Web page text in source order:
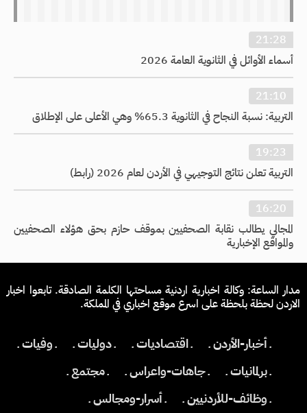
21:28
أسماء الأوائل في الثانوية العامة 2026
21:10
التربية: نسبة النجاح في الثانوية 65.3% وهي الأعلى على الإطلاق
19:23
التربية تعلن نتائج التوجيهي في الأردن لعام 2026 (رابط)
16:20
المجالي يطالب نقابة الصحفيين بموقف حازم بحق هؤلاء الصحفيين
والمواقع الإخبارية
مدار الساعة: وكالة اخبارية اردنية مساحتها الكلمة الصادقة. تابعوا اخبار
الاردن لحظة بلحظة على اسرع موقع اخباري في المملكة.
ـ أخبار-الأردن ـ ـ اقتصاديات ـ ـ دوليات ـ
ـ وفيات ـ
ـ برلمانيات ـ
ـ جاهات-واعراس ـ
ـ مجتمع ـ
ـ وظائف-للأردنيين ـ
ـ أسرار-ومجالس ـ